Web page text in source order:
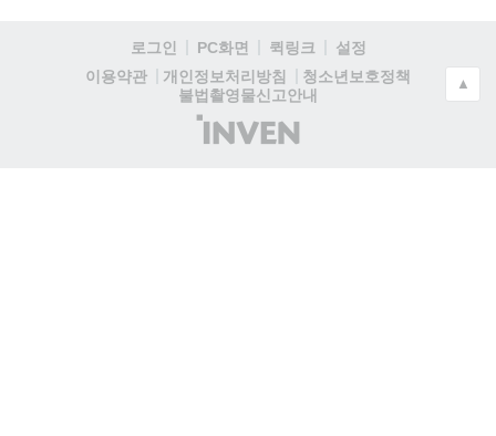
로그인 PC화면 퀵링크
설정
이용약관
개인정보처리방침
청소년보호정책
불법촬영물신고안내
(주)
인
▲